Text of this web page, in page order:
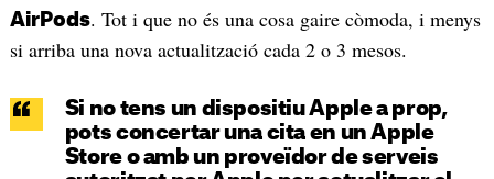
AirPods. Tot i que no és una cosa gaire còmoda, i menys
si arriba una nova actualització cada 2 o 3 mesos.
Si no tens un dispositiu Apple a prop,
pots concertar una cita en un Apple
Store o amb un proveïdor de serveis